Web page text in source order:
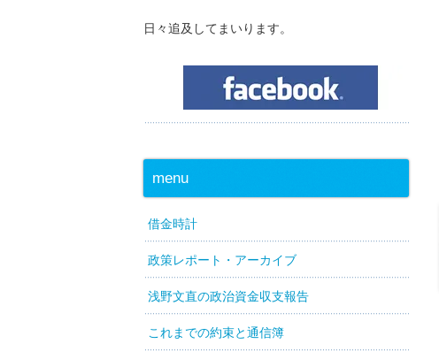
日々追及してまいります。
menu
借金時計
政策レポート・アーカイブ
浅野文直の政治資金収支報告
これまでの約束と通信簿